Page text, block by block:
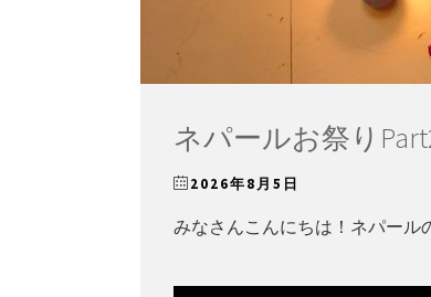
ネパールお祭り
2026年8月5日
みなさんこんにちは！ネパール